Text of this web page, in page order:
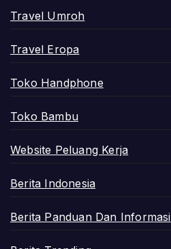
Travel Umroh
Travel Eropa
Toko Handphone
Toko Bambu
Website Peluang Kerja
Berita Indonesia
Berita Panduan Dan Informasi